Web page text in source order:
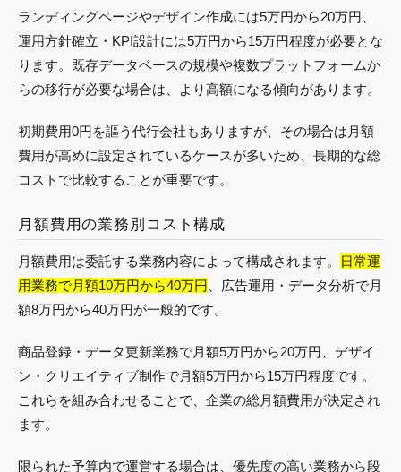
ランディングページやデザイン作成には5万円から20万円、
運用方針確立・KPI設計には5万円から15万円程度が必要とな
ります。既存データベースの規模や複数プラットフォームか
らの移行が必要な場合は、より高額になる傾向があります。
初期費用0円を謳う代行会社もありますが、その場合は月額
費用が高めに設定されているケースが多いため、長期的な総
コストで比較することが重要です。
月額費用の業務別コスト構成
月額費用は委託する業務内容によって構成されます。
日常運
用業務で月額10万円から40万円 、広告運用・データ分析で月
額8万円から40万円が一般的です。
商品登録・データ更新業務で月額5万円から20万円、デザイ
ン・クリエイティブ制作で月額5万円から15万円程度です。
これらを組み合わせることで、企業の総月額費用が決定され
ます。
限られた予算内で運営する場合は、優先度の高い業務から段